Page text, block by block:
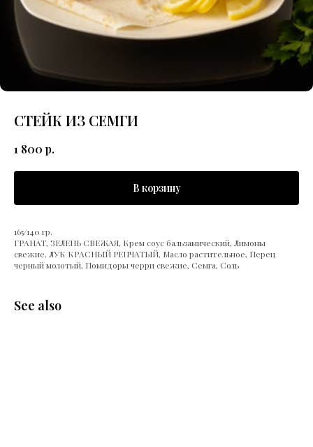
СТЕЙК ИЗ СЕМГИ
1 800 р.
В корзину
165/140 гр.
ГРАНАТ, ЗЕЛЕНЬ СВЕЖАЯ, Крем соус бальзамический, Лимоны
свежие, ЛУК КРАСНЫЙ РЕПЧАТЫЙ, Масло растительное, Перец
черный молотый, Помидоры черри свежие, Семга, Соль
See also